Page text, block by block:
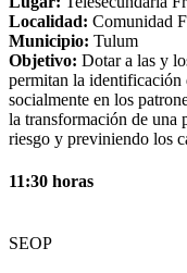
Localidad: Comunidad
Municipio: Tulum
Objetivo: Dotar a las y
permitan la
socialmente en los
la transformación de una
riesgo y previniendo los
11:30 horas
SEOP